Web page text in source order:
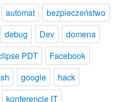
automat
bezpieczeństwo
debug Dev
domena
PDT
Facebook
google
hack
konferencje IT